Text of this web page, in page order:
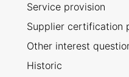
Service provision
Supplier certification
Other interest
Historic